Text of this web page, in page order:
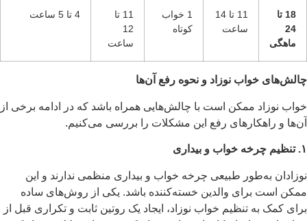
18 تا
24
ماهگی
11 تا 14
ساعت
1 خواب
کوتاه
11 تا
12
ساعت
4 تا 5 ساعت
چالش‌های خواب نوزاد و نحوه رفع آن‌ها
خواب نوزاد ممکن است با چالش‌هایی همراه باشد که در ادامه برخی از
آن‌ها و راهکارهای رفع این مشکلات را بررسی می‌کنیم.
۱. تنظیم چرخه خواب و بیداری
نوزادان به‌طور طبیعی چرخه خواب و بیداری منظمی ندارند و این
ممکن است برای والدین خسته‌کننده باشد. یکی از روش‌های ساده
برای کمک به تنظیم خواب نوزاد، ایجاد یک روتین ثابت و تکراری قبل از